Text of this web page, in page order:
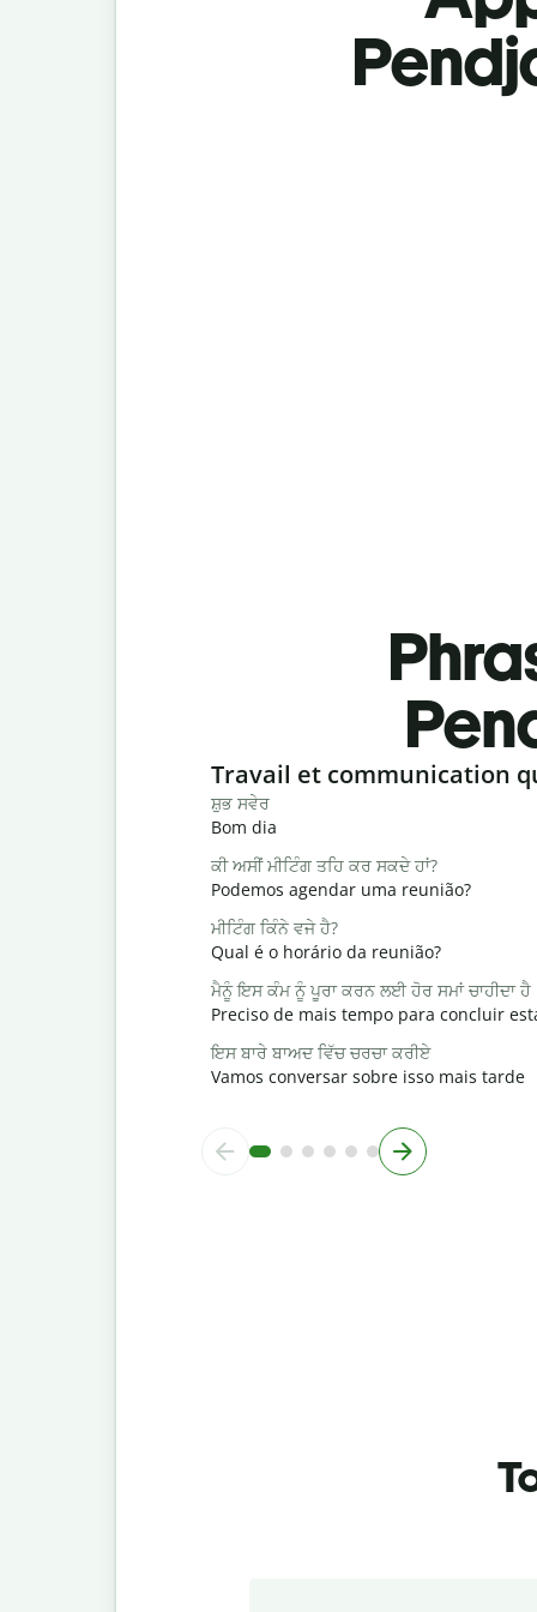
Slide 1 of 6
Travail et communication
ਸ਼ੁਭ ਸਵੇਰ
Bom dia
ਕੀ ਅਸੀਂ ਮੀਟਿੰਗ ਤਹਿ ਕਰ ਸਕਦੇ ਹਾਂ?
Podemos agendar uma reunião?
ਮੀਟਿੰਗ ਕਿੰਨੇ ਵਜੇ ਹੈ?
Qual é o horário da reunião?
ਮੈਨੂੰ ਇਸ ਕੰਮ ਨੂੰ ਪੂਰਾ ਕਰਨ ਲਈ ਹੋਰ ਸਮਾਂ ਚਾਹੀਦਾ ਹੈ
Preciso de mais tempo para concluir
ਇਸ ਬਾਰੇ ਬਾਅਦ ਵਿੱਚ ਚਰਚਾ ਕਰੀਏ
Vamos conversar sobre isso mais tarde